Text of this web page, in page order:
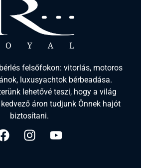
felsőfokon: vitorlás, motoros
luxusyachtok bérbeadása.
lehetővé teszi, hogy a világ
áron tudjunk Önnek hajót
biztosítani.